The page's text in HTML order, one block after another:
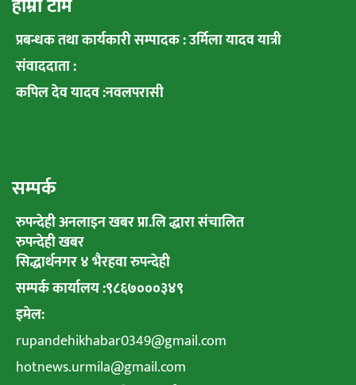
हाम्रो टीम
प्रबन्धक तथा कार्यकारी सम्पादक : उर्मिला यादव यात्री
संवाददाता :
कपिल देव यादव :नवलपरासी
सम्पर्क
रुपन्देही अनलाइन खबर प्रा.लि द्धारा संचालित
रुपन्देही खबर
सिद्धार्थनगर ४ भैरहवा रुपन्देही
सम्पर्क कार्यालय :९८६७०००३४९
इमेल:
rupandehikhabar0349@gmail.com
hotnews.urmila@gmail.com